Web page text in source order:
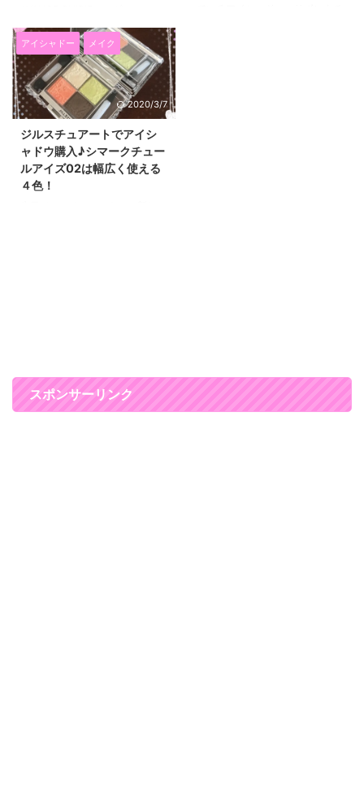
イシャドーがセットになっている
ので、 ...
ピエ）をご紹介いただきまして、
さっそく使ってみました( *´艸｀)
CHIPIEはアイシャドー、チー
ク、リップを 自分の好みにカス
タマイズできるユニークなコスメ
ブランドです♡ こちらがアヴァ
（1500円）です。 パレットは、
SサイズとLサイズが合って、 好
きなサイズのパレットを選んでカ
スタマイズできるようになってい
アイシャドー メイク
2020/3/7
ジルスチュアートでアイシ
ャドウ購入♪シマークチュー
ルアイズ02は幅広く使える
４色！
りです。 今までアイシャドーで
スポンサーリンク